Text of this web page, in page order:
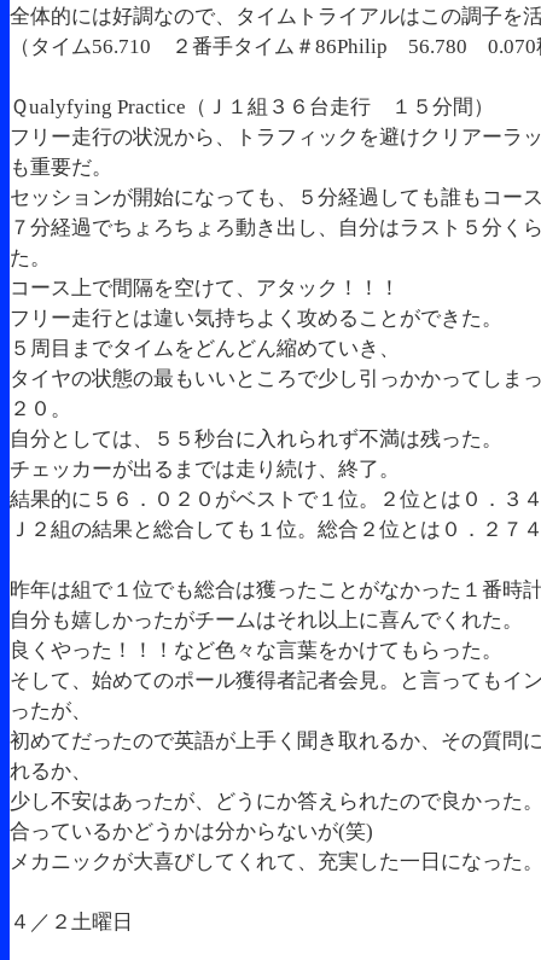
全体的には好調なので、タイムトライアルはこの調子を
（タイム56.710 ２番手タイム＃86Philip 56.780 0.070
Ｑualyfying Practice（Ｊ１組３６台走行 １５分間）
フリー走行の状況から、トラフィックを避けクリアーラ
も重要だ。
セッションが開始になっても、５分経過しても誰もコー
７分経過でちょろちょろ動き出し、自分はラスト５分く
た。
コース上で間隔を空けて、アタック！！！
フリー走行とは違い気持ちよく攻めることができた。
５周目までタイムをどんどん縮めていき、
タイヤの状態の最もいいところで少し引っかかってしま
２０。
自分としては、５５秒台に入れられず不満は残った。
チェッカーが出るまでは走り続け、終了。
結果的に５６．０２０がベストで１位。２位とは０．３
Ｊ２組の結果と総合しても１位。総合２位とは０．２７
昨年は組で１位でも総合は獲ったことがなかった１番時
自分も嬉しかったがチームはそれ以上に喜んでくれた。
良くやった！！！など色々な言葉をかけてもらった。
そして、始めてのポール獲得者記者会見。と言ってもイ
ったが、
初めてだったので英語が上手く聞き取れるか、その質問
れるか、
少し不安はあったが、どうにか答えられたので良かった
合っているかどうかは分からないが(笑)
メカニックが大喜びしてくれて、充実した一日になった
４／２土曜日